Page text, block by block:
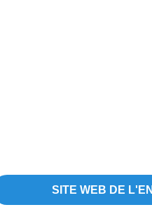
SITE WEB DE